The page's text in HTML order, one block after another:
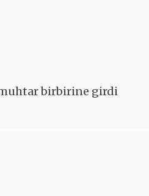
muhtar birbirine girdi